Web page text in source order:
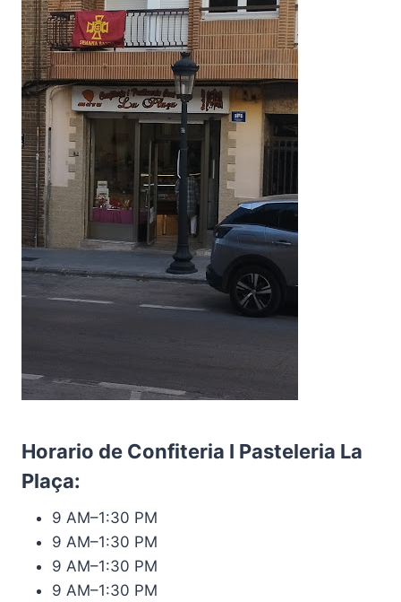
Horario de Confiteria I Pasteleria La
Plaça:
9 AM–1:30 PM
9 AM–1:30 PM
9 AM–1:30 PM
9 AM–1:30 PM